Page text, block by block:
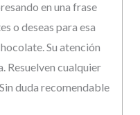
en una frase
o deseas para esa
Su atención
Resuelven cualquier
duda recomendable